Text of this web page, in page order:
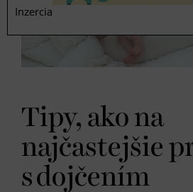
Tipy, ako na
najčastejšie
s dojčením
Inzercia